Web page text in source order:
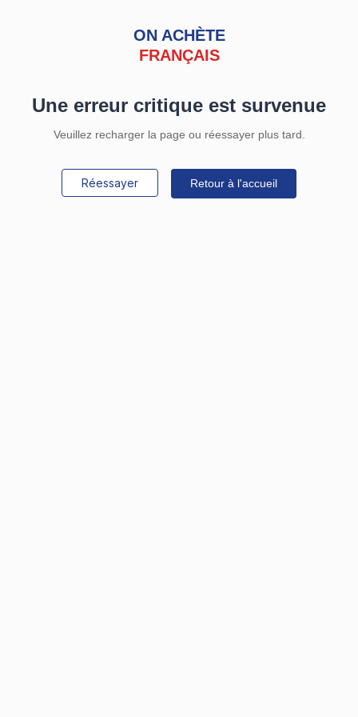
ON ACHÈTE
FRANÇAIS
Une erreur critique est survenue
Veuillez recharger la page ou réessayer plus tard.
Réessayer Retour à l'accueil